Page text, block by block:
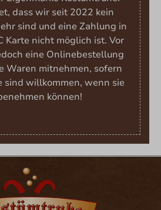
dass wir seit 2022 kein
sind und eine Zahlung in
Karte nicht möglich ist. Vor
eine Onlinebestellung
Waren mitnehmen, sofern
sind willkommen, wenn sie
können!